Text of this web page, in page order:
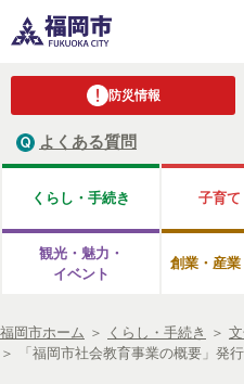
防災情報
よくある質問
くらし・手続き 子育て
観光・魅力・
イベント
創業・産
福岡市ホーム ＞ くらし・手続き ＞
＞
「福岡市社会教育事業の概要」発